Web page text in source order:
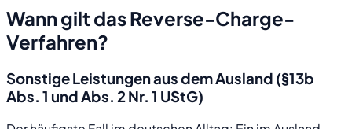
Wann gilt das Reverse-Charge-
Verfahren?
Sonstige Leistungen aus dem Ausland (§13b
Abs. 1 und Abs. 2 Nr. 1 UStG)